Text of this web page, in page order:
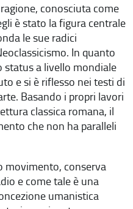
conosciuta come
è stato la figura centrale
le sue radici
In quanto
status a livello mondiale
e si è riflesso nei testi di
Basando i propri lavori
classica romana, il
che non ha paralleli
movimento, conserva
e come tale è una
umanistica